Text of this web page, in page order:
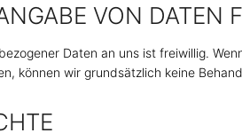
VON DATEN
Daten an uns ist freiwillig.
können wir grundsätzlich keine